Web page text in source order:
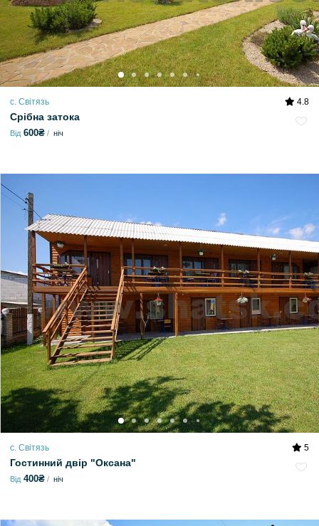
с. Світязь 4.8
Срібна затока
Від 600₴ ніч
с. Світязь 5
Гостинний двір "Оксана"
Від 400₴ ніч